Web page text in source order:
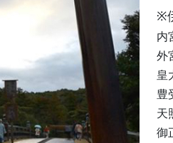
※
内
外
皇
豊
天
御